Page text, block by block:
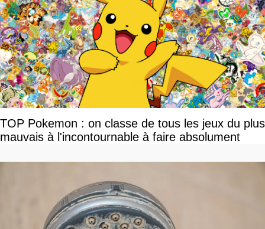
TOP Pokemon : on classe de tous les jeux du plus
mauvais à l'incontournable à faire absolument